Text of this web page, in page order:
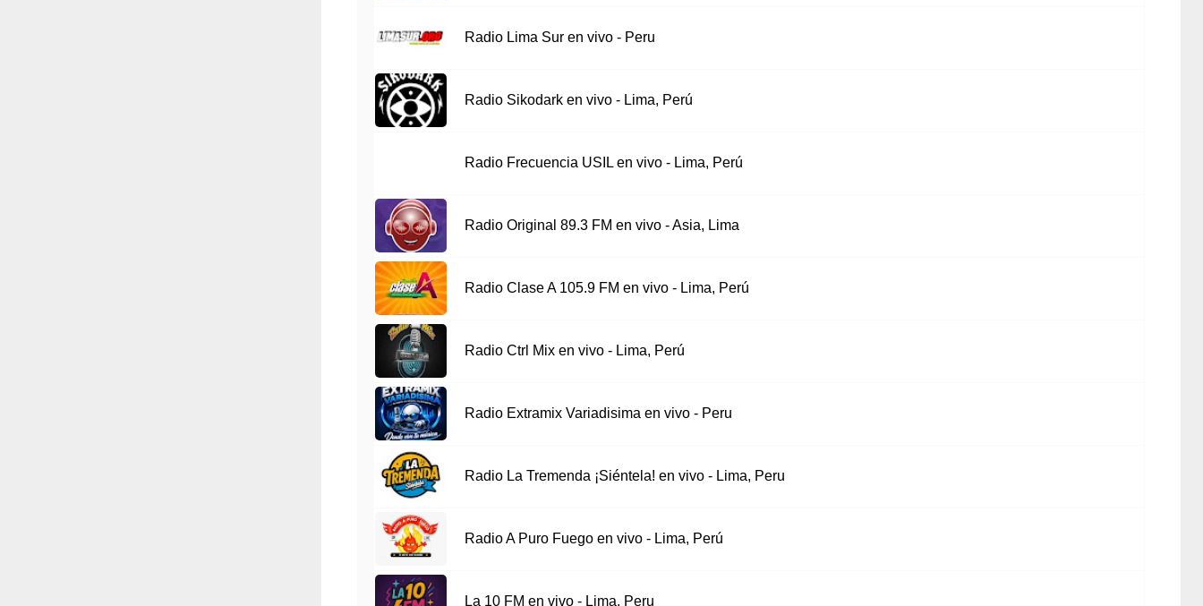
Radio Lima Sur en vivo - Peru
Radio Sikodark en vivo - Lima, Perú
Radio Frecuencia USIL en vivo - Lima, Perú
Radio Original 89.3 FM en vivo - Asia, Lima
Radio Clase A 105.9 FM en vivo - Lima, Perú
Radio Ctrl Mix en vivo - Lima, Perú
Radio Extramix Variadisima en vivo - Peru
Radio La Tremenda ¡Siéntela! en vivo - Lima, Peru
Radio A Puro Fuego en vivo - Lima, Perú
La 10 FM en vivo - Lima, Peru